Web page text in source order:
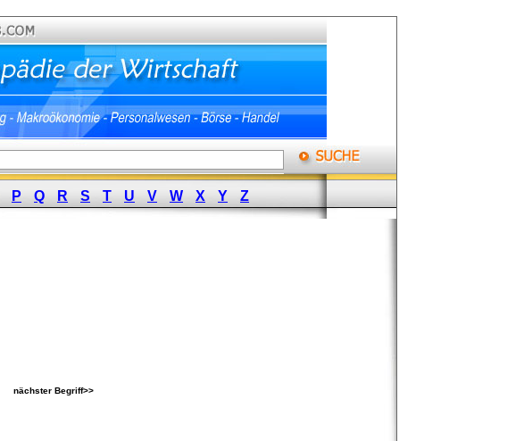
P Q R S T U V W X Y Z
nächster Begriff>>